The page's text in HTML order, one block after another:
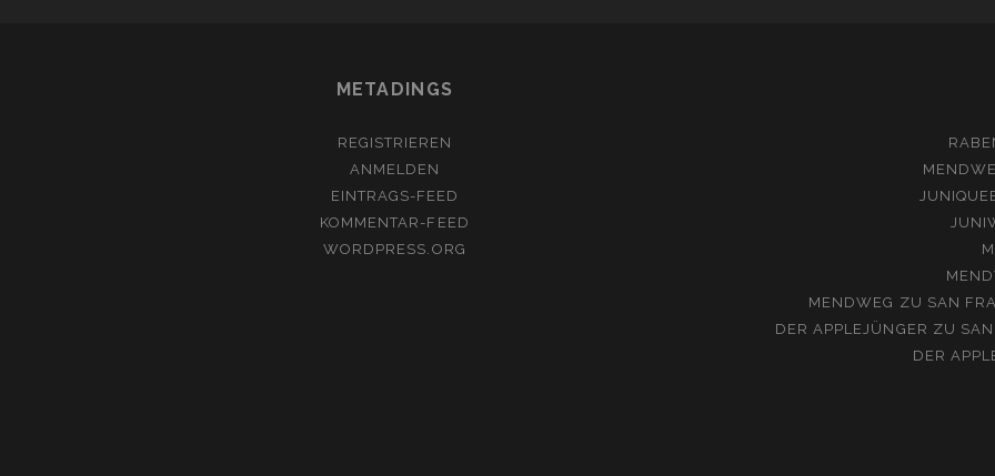
METADINGS
REGISTRIEREN
ANMELDEN
EINTRAGS-FEED
KOMMENTAR-FEED
WORDPRESS.ORG
MENDWEG ZU SAN
DER APPLEJÜNGER ZU
DER